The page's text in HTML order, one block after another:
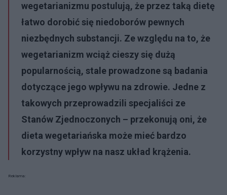
wegetarianizmu postulują, że przez taką dietę
łatwo dorobić się niedoborów pewnych
niezbędnych substancji. Ze względu na to, że
wegetarianizm wciąż cieszy się dużą
popularnością, stale prowadzone są badania
dotyczące jego wpływu na zdrowie. Jedne z
takowych przeprowadzili specjaliści ze
Stanów Zjednoczonych – przekonują oni, że
dieta wegetariańska może mieć bardzo
korzystny wpływ na nasz układ krążenia.
Reklama: